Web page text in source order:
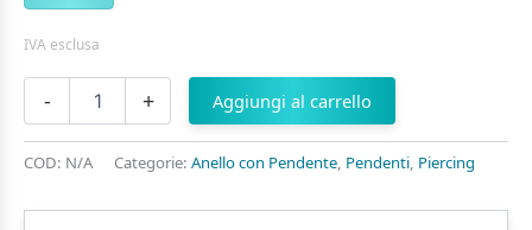
IVA esclusa
-
Anello
Clicker
Titanio
Pendente
+ Aggiungi al carrello
COD: N/A Categorie: Anello con Pendente, Pendenti, Piercing